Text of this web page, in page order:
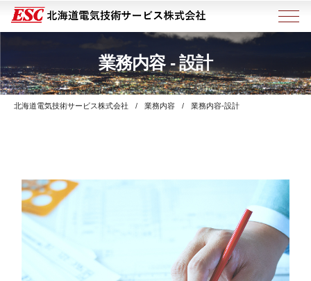
業務内容 - 設計
北海道電気技術サービス株式会社 業務内容 業務内容-設計